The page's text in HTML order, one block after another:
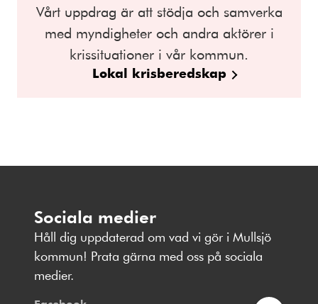
Vårt uppdrag är att stödja och samverka
med myndigheter och andra aktörer i
krissituationer i vår kommun.
Lokal krisberedskap
Sociala medier
Håll dig uppdaterad om vad vi gör i Mullsjö
kommun! Prata gärna med oss på sociala
medier.